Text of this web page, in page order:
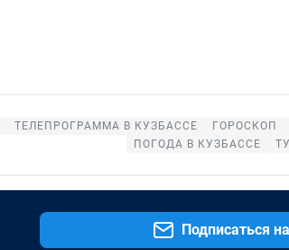
ТЕЛЕПРОГРАММА В КУЗБАССЕ ГОРОСКОП
ПОГОДА В КУЗБАССЕ
Подписаться